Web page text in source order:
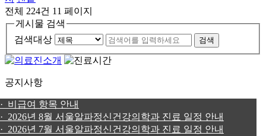
전체 224건 11 페이지
게시물 검색
검색대상
검색
공지사항
· 비급여 항목 안내
· 2026년 8월 서울알파정신건강의학과 진료 일정 안내
· 2026년 7월 서울알파정신건강의학과 진료 일정 안내